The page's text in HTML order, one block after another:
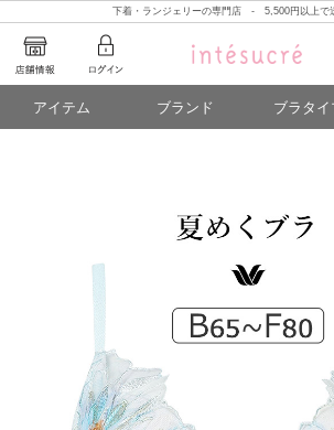
下着・ランジェリーの専門店 - 5,500円以上
アイテム ブランド ブラタイ